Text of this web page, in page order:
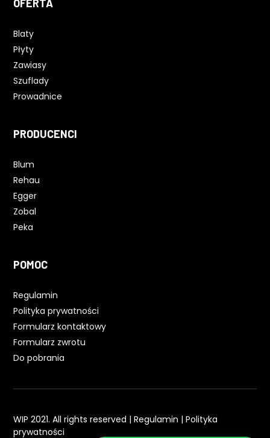
OFERTA
Blaty
Płyty
Zawiasy
Szuflady
Prowadnice
PRODUCENCI
Blum
Rehau
Egger
Zobal
Peka
POMOC
Regulamin
Polityka prywatności
Formularz kontaktowy
Formularz zwrotu
Do pobrania
WIP 2021. All rights reserved |Regulamin |Polityka
prywatności